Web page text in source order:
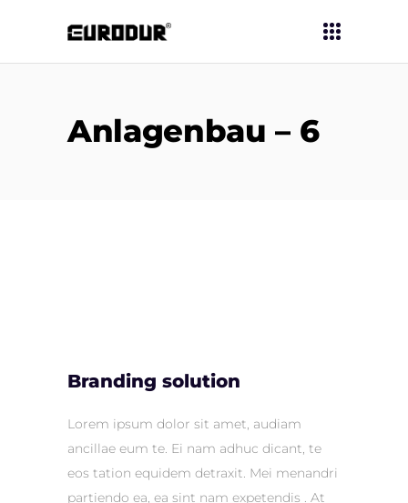
Anlagenbau – 6
Branding solution
Lorem ipsum dolor sit amet, audiam
ancillae eum te. Ei nam adhuc dicant, te
eos tation equidem detraxit. Mei menandri
partiendo ea, ea sint nam expetendis . At